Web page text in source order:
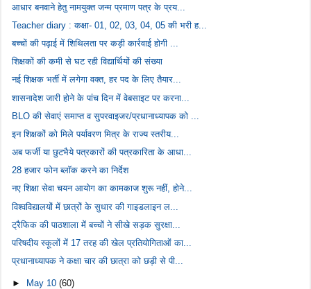
आधार बनवाने हेतु नामयुक्त जन्म प्रमाण पत्र के प्रय...
Teacher diary : कक्षा- 01, 02, 03, 04, 05 की भरी ह...
बच्चों की पढ़ाई में शिथिलता पर कड़ी कार्रवाई होगी ...
शिक्षकों की कमी से घट रही विद्यार्थियों की संख्या
नई शिक्षक भर्ती में लगेगा वक्त, हर पद के लिए तैयार...
शासनादेश जारी होने के पांच दिन में वेबसाइट पर करना...
BLO की सेवाएं समाप्त व सुपरवाइजर/प्रधानाध्यापक को ...
इन शिक्षकों को मिले पर्यावरण मित्र के राज्य स्तरीय...
अब फर्जी या छुटभैये पत्रकारों की पत्रकारिता के आधा...
28 हजार फोन ब्लॉक करने का निर्देश
नए शिक्षा सेवा चयन आयोग का कामकाज शुरू नहीं, होने...
विश्वविद्यालयों में छात्रों के सुधार की गाइडलाइन ल...
ट्रैफिक की पाठशाला में बच्चों ने सीखे सड़क सुरक्षा...
परिषदीय स्कूलों में 17 तरह की खेल प्रतियोगिताओं का...
प्रधानाध्यापक ने कक्षा चार की छात्रा को छड़ी से पी...
► May 10(60)